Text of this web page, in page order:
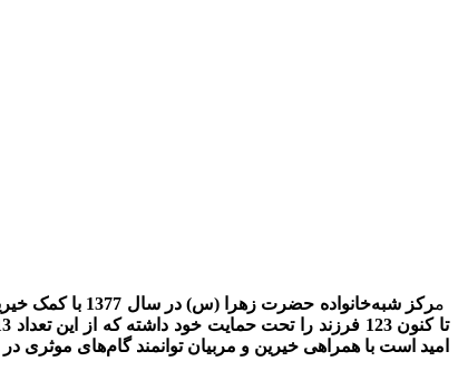
مرکز شبه‌خانواده حضرت زهرا (س) در سال 1377 با کمک
تا کنون 123 فرزند را تحت حمایت خود داشته که از این تعداد
امید است با همراهی خیرین و مربیان توانمند گام‌های موثری